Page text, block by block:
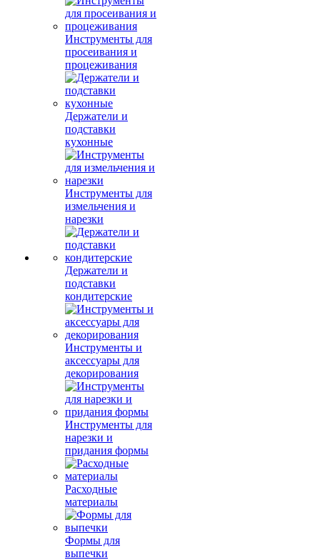
Инструменты для
просеивания и
процеживания
Держатели и
подставки
кухонные
Инструменты для
измельчения и
нарезки
Держатели и
подставки
кондитерские
Инструменты и
аксессуары для
декорирования
Инструменты для
нарезки и
придания формы
Расходные
материалы
Формы для
выпечки